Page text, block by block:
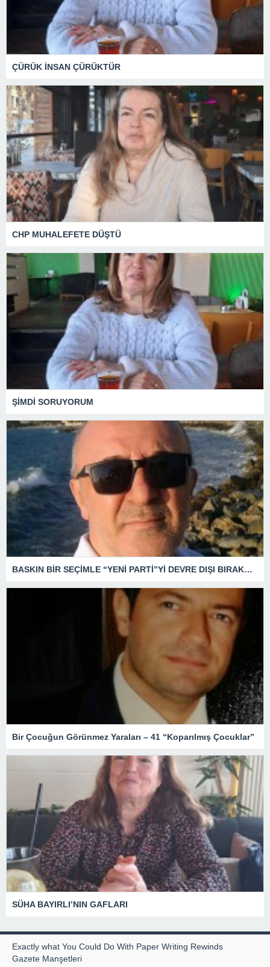
ÇÜRÜK İNSAN ÇÜRÜKTÜR
CHP MUHALEFETE DÜŞTÜ
ŞİMDİ SORUYORUM
BASKIN BİR SEÇİMLE “YENİ PARTİ”Yİ DEVRE DIŞI BIRAKMAK İÇİN DÜĞMEYE Mİ BASILDI?
Bir Çocuğun Görünmez Yaraları – 41 “Koparılmış Çocuklar”
SÜHA BAYIRLI’NIN GAFLARI
Exactly what You Could Do With Paper Writing Rewinds
Gazete Manşetleri